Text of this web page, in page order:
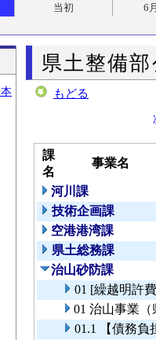
当初 6
県土整備部
もどる
課
名
事業名
河川課
技術企画課
空港港湾課
県土総務課
治山砂防課
01 [繰越明許
01 治山事業（
01.1 【債務負